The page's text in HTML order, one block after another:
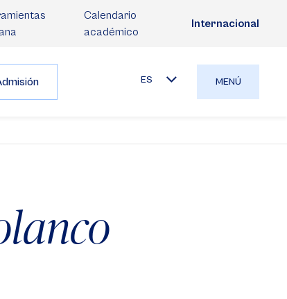
Calendario
académico
Internacional
ES MENÚ